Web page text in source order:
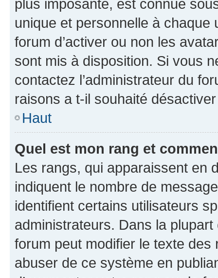
plus imposante, est connue
unique et personnelle à chaque
forum d’activer ou non les
sont mis à disposition. Si vous
contactez l’administrateur du
raisons a t-il souhaité
Haut
Quel est mon rang et
Les rangs, qui apparaissent en
indiquent le nombre de
identifient certains utilisateurs
administrateurs. Dans la
forum peut modifier le texte
abuser de ce système en